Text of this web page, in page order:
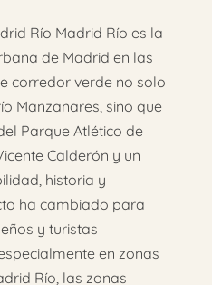
Río Madrid Río es la
de Madrid en las
corredor verde no solo
Manzanares, sino que
Parque Atlético de
Calderón y un
historia y
ha cambiado para
y turistas
en zonas
Río, las zonas